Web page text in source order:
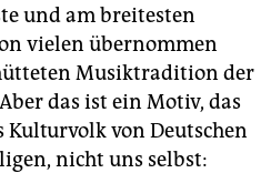
und am breitesten
vielen übernommen
Musiktradition der
das ist ein Motiv, das
von Deutschen
nicht uns selbst: